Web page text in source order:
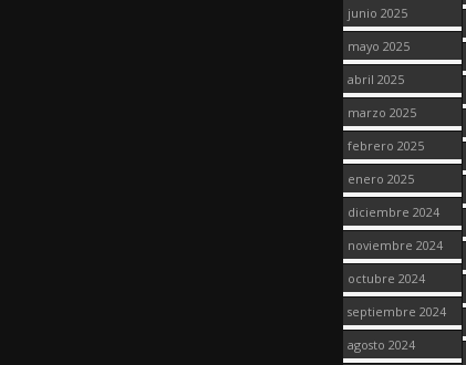
junio 2025
mayo 2025
abril 2025
marzo 2025
febrero 2025
enero 2025
diciembre 2024
noviembre 2024
octubre 2024
septiembre 2024
agosto 2024